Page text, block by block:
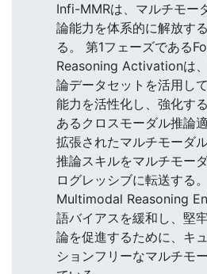
Infi-MMRは、マルチモー
論能力を体系的に解放す
る。 第1フェーズである
Reasoning Activationは
論データセットを活用し
能力を活性化し、強化す
あるクロスモーダル推論
拡張されたマルチモーダ
推論スキルをマルチモー
ログレッシブに転送する
Multimodal Reasoning
語バイアスを緩和し、堅
論を促進するために、キ
ションフリーなマルチモ